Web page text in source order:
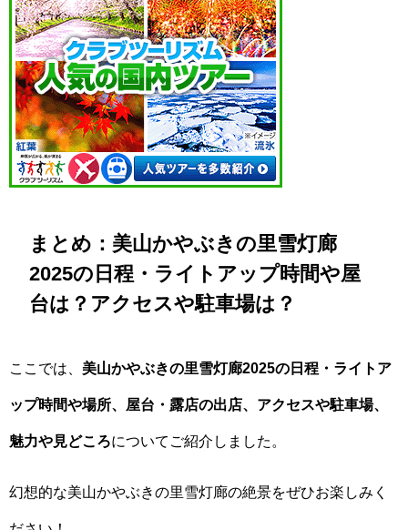
まとめ：美山かやぶきの里雪灯廊
2025の日程・ライトアップ時間や屋
台は？アクセスや駐車場は？
ここでは、 美山かやぶきの里雪灯廊2025の日程・ライトア
ップ時間や場所、屋台・露店の出店、アクセスや駐車場、
魅力や見どころについてご紹介しました。
幻想的な美山かやぶきの里雪灯廊の絶景をぜひお楽しみく